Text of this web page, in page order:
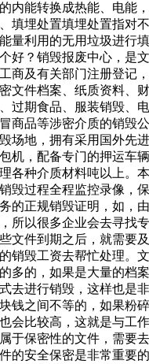
内能转换成热能、电能
填埋处置填埋处置指对
量利用的无用垃圾进行
好？销毁报废中心，是
商及有关部门注册登记
文件档案、纸质资料、
过期食品、服装销毁、
商品等涉密介质的销毁
场地，拥有采用国外先
机，配备专门的押运车
各种介质材料吨以上。
毁过程全程监控录像，
的正规销毁证明，如，
所以很多企业会去寻找
文件到期之后，就需要
销毁工资去帮忙处理。
多的，如果是大量的档
去进行销毁，这样也是
钱之间不等的，如果粉
会比较高，这就是与工
于保密性的文件，需要
的安全保密是非常重要